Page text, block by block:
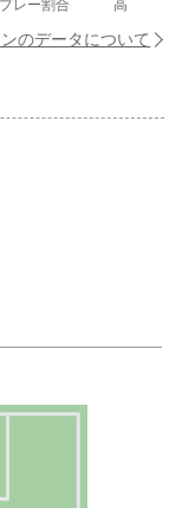
プレー割合 高
のデータについて